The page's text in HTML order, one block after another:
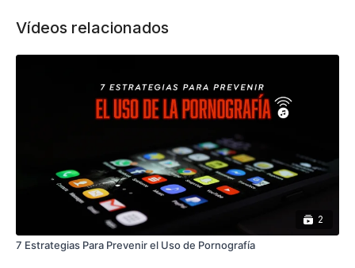
Vídeos relacionados
2
7 Estrategias Para Prevenir el Uso de Pornografía